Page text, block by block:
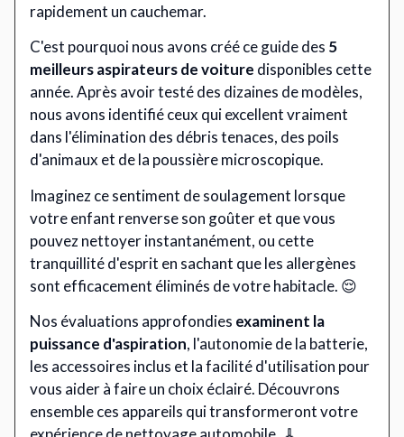
rapidement un cauchemar.
C'est pourquoi nous avons créé ce guide des 5
meilleurs aspirateurs de voiture disponibles cette
année. Après avoir testé des dizaines de modèles,
nous avons identifié ceux qui excellent vraiment
dans l'élimination des débris tenaces, des poils
d'animaux et de la poussière microscopique.
Imaginez ce sentiment de soulagement lorsque
votre enfant renverse son goûter et que vous
pouvez nettoyer instantanément, ou cette
tranquillité d'esprit en sachant que les allergènes
sont efficacement éliminés de votre habitacle. 😌
Nos évaluations approfondies examinent la
puissance d'aspiration, l'autonomie de la batterie,
les accessoires inclus et la facilité d'utilisation pour
vous aider à faire un choix éclairé. Découvrons
ensemble ces appareils qui transformeront votre